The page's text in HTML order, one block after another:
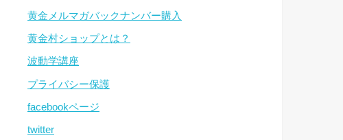
黄金メルマガバックナンバー購入
黄金村ショップとは？
波動学講座
プライバシー保護
facebookページ
twitter